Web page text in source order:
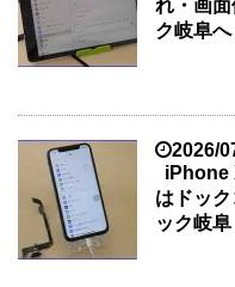
れ・画
ク岐阜へ
2026/
iPhone
はドッ
ック岐阜